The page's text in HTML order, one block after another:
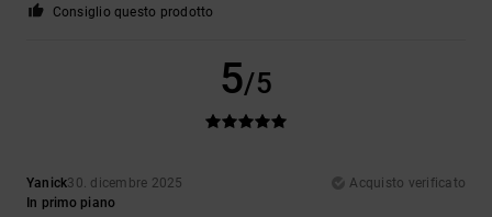
Consiglio questo prodotto
5/5
Yanick30. dicembre 2025
Acquisto verificato
In primo piano